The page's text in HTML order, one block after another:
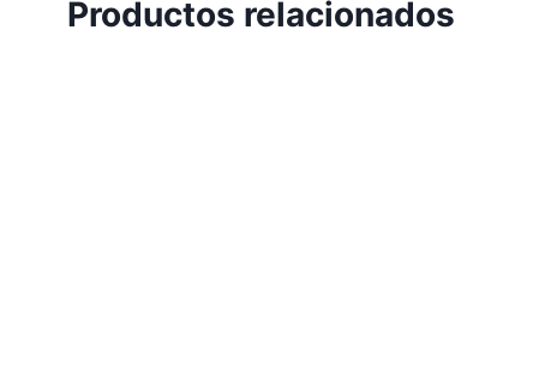
Productos relacionados